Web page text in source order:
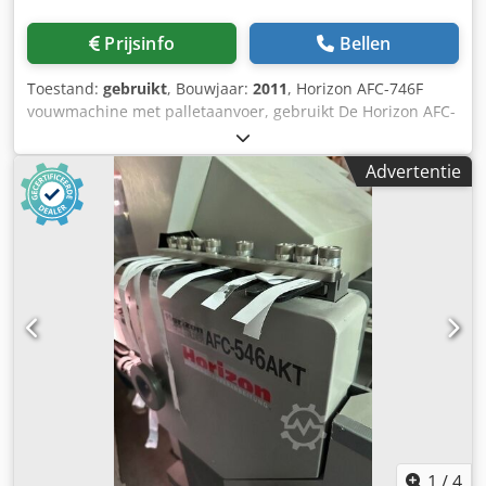
Op verzoek doen wij u graag een op maat gemaakt
leasevoorstel. Duurzaam en economisch Kies voor een
én ontziet het milieu. Ondanks eventuele gebruikssporen
ontvangt u een kwaliteitsproduct voor een aantrekkelijke
Prijsinfo Bellen
Toestand: gebruikt, Bouwjaar: 2011, Horizon AFC-746F
vouwmachine met palletaanvoer, gebruikt De Horizon AFC-
746F is een geavanceerde combinatie-vouwmachine die
speciaal ontwikkeld is voor efficiënte verwerking van
papier in verschillende formaten en grammages. Deze
machine is volledig gereviseerd en biedt een eersteklas
oplossing voor veeleisende vouwtaken in drukkerijen.
Bijzondere kenmerken: - Palletaanvoer PFU-74F: maakt het
eenvoudig om grote stapels papier rechtstreeks vanaf de
drukpers te verwerken - Gebruiksvriendelijke bediening:
De machine beschikt over een groot, kleuren touchscreen
waarmee intuïtieve besturing mogelijk is. Alle gangbare
vouwtypen en papierformaten kunnen gemakkelijk
geselecteerd worden. - Geavanceerde automatisering: De
automatische instelling omvat tot 47 parameters,
waaronder invoer, walsafstand, zakvouw en mesvouw. Dit
zorgt voor snelle omsteltijden zonder gereedschap. -
Veelzijdige vouwmogelijkheden: Met 6 vouwzakken, een
Advertentie
1 /4